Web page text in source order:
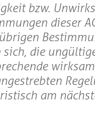
bzw.
dieser
die
am